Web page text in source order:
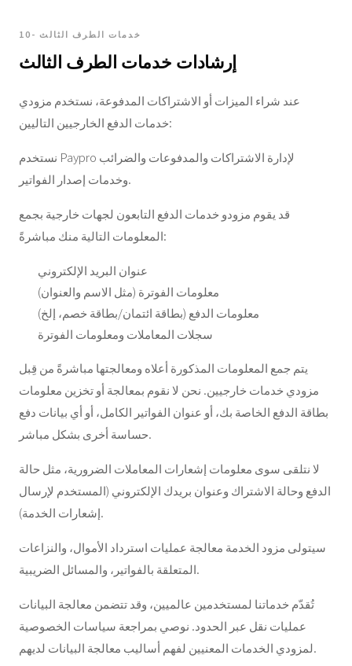
10- خدمات الطرف الثالث
إرشادات خدمات الطرف الثالث
عند شراء الميزات أو الاشتراكات المدفوعة، نستخدم مزودي
خدمات الدفع الخارجيين التاليين:
نستخدم Paypro لإدارة الاشتراكات والمدفوعات والضرائب
وخدمات إصدار الفواتير.
قد يقوم مزودو خدمات الدفع التابعون لجهات خارجية بجمع
المعلومات التالية منك مباشرةً:
عنوان البريد الإلكتروني
معلومات الفوترة (مثل الاسم والعنوان)
معلومات الدفع (بطاقة ائتمان/بطاقة خصم، إلخ)
سجلات المعاملات ومعلومات الفوترة
يتم جمع المعلومات المذكورة أعلاه ومعالجتها مباشرةً من قِبل
مزودي خدمات خارجيين. نحن لا نقوم بمعالجة أو تخزين معلومات
بطاقة الدفع الخاصة بك، أو عنوان الفواتير الكامل، أو أي بيانات دفع
حساسة أخرى بشكل مباشر.
لا نتلقى سوى معلومات إشعارات المعاملات الضرورية، مثل حالة
الدفع وحالة الاشتراك وعنوان بريدك الإلكتروني (المستخدم لإرسال
إشعارات الخدمة).
سيتولى مزود الخدمة معالجة عمليات استرداد الأموال، والنزاعات
المتعلقة بالفواتير، والمسائل الضريبية.
تُقدّم خدماتنا لمستخدمين عالميين، وقد تتضمن معالجة البيانات
عمليات نقل عبر الحدود. نوصي بمراجعة سياسات الخصوصية
لمزودي الخدمات المعنيين لفهم أساليب معالجة البيانات لديهم.